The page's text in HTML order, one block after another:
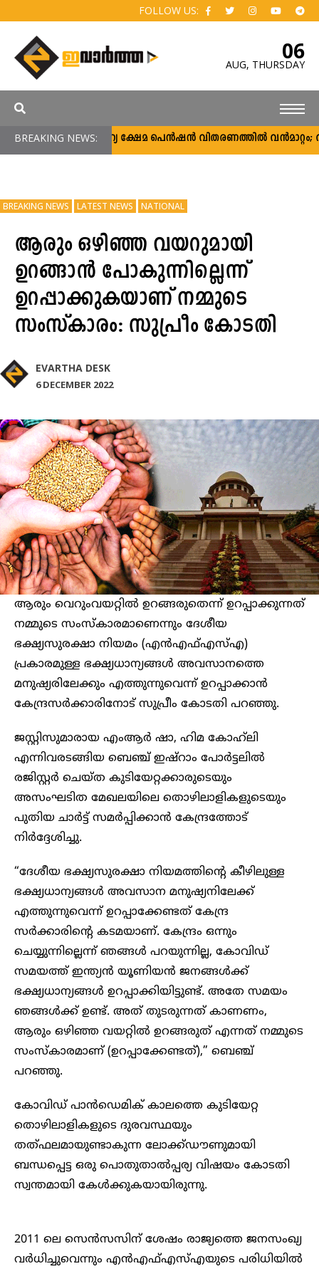
FOLLOW US:
06
AUG, THURSDAY
BREAKING NEWS:സാമൂഹ്യ ക്ഷേമ പെൻഷൻ വിതരണത്തിൽ വൻമാറ്റം;
BREAKING NEWS LATEST NEWS NATIONAL
ആരും ഒഴിഞ്ഞ വയറുമായി
ഉറങ്ങാൻ പോകുന്നില്ലെന്ന്
ഉറപ്പാക്കുകയാണ് നമ്മുടെ
സംസ്‌കാരം: സുപ്രീം കോടതി
EVARTHA DESK
6 DECEMBER 2022
ആരും വെറുംവയറ്റിൽ ഉറങ്ങരുതെന്ന് ഉറപ്പാക്കുന്നത്
നമ്മുടെ സംസ്‌കാരമാണെന്നും ദേശീയ
ഭക്ഷ്യസുരക്ഷാ നിയമം (എൻഎഫ്എസ്എ)
പ്രകാരമുള്ള ഭക്ഷ്യധാന്യങ്ങൾ അവസാനത്തെ
മനുഷ്യരിലേക്കും എത്തുന്നുവെന്ന് ഉറപ്പാക്കാൻ
കേന്ദ്രസർക്കാരിനോട് സുപ്രീം കോടതി പറഞ്ഞു.
ജസ്റ്റിസുമാരായ എംആർ ഷാ, ഹിമ കോഹ്‌ലി
എന്നിവരടങ്ങിയ ബെഞ്ച് ഇഷ്‌റാം പോർട്ടലിൽ
രജിസ്റ്റർ ചെയ്ത കുടിയേറ്റക്കാരുടെയും
അസംഘടിത മേഖലയിലെ തൊഴിലാളികളുടെയും
പുതിയ ചാർട്ട് സമർപ്പിക്കാൻ കേന്ദ്രത്തോട്
നിർദ്ദേശിച്ചു.
“ദേശീയ ഭക്ഷ്യസുരക്ഷാ നിയമത്തിന്റെ കീഴിലുള്ള
ഭക്ഷ്യധാന്യങ്ങൾ അവസാന മനുഷ്യനിലേക്ക്
എത്തുന്നുവെന്ന് ഉറപ്പാക്കേണ്ടത് കേന്ദ്ര
സർക്കാരിന്റെ കടമയാണ്. കേന്ദ്രം ഒന്നും
ചെയ്യുന്നില്ലെന്ന് ഞങ്ങൾ പറയുന്നില്ല, കോവിഡ്
സമയത്ത് ഇന്ത്യൻ യൂണിയൻ ജനങ്ങൾക്ക്
ഭക്ഷ്യധാന്യങ്ങൾ ഉറപ്പാക്കിയിട്ടുണ്ട്. അതേ സമയം
ഞങ്ങൾക്ക് ഉണ്ട്. അത് തുടരുന്നത് കാണണം,
ആരും ഒഴിഞ്ഞ വയറ്റിൽ ഉറങ്ങരുത് എന്നത് നമ്മുടെ
സംസ്കാരമാണ് (ഉറപ്പാക്കേണ്ടത്),” ബെഞ്ച്
പറഞ്ഞു.
കോവിഡ് പാൻഡെമിക് കാലത്തെ കുടിയേറ്റ
തൊഴിലാളികളുടെ ദുരവസ്ഥയും
തത്ഫലമായുണ്ടാകുന്ന ലോക്ക്ഡൗണുമായി
ബന്ധപ്പെട്ട ഒരു പൊതുതാൽപ്പര്യ വിഷയം കോടതി
സ്വന്തമായി കേൾക്കുകയായിരുന്നു.
2011 ലെ സെൻസസിന് ശേഷം രാജ്യത്തെ ജനസംഖ്യ
വർധിച്ചുവെന്നും എൻഎഫ്എസ്എയുടെ പരിധിയിൽ